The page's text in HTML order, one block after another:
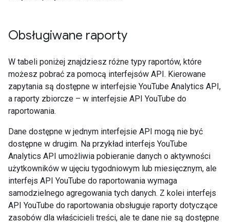
Obsługiwane raporty
W tabeli poniżej znajdziesz różne typy raportów, które
możesz pobrać za pomocą interfejsów API. Kierowane
zapytania są dostępne w interfejsie YouTube Analytics API,
a raporty zbiorcze – w interfejsie API YouTube do
raportowania.
Dane dostępne w jednym interfejsie API mogą nie być
dostępne w drugim. Na przykład interfejs YouTube
Analytics API umożliwia pobieranie danych o aktywności
użytkowników w ujęciu tygodniowym lub miesięcznym, ale
interfejs API YouTube do raportowania wymaga
samodzielnego agregowania tych danych. Z kolei interfejs
API YouTube do raportowania obsługuje raporty dotyczące
zasobów dla właścicieli treści, ale te dane nie są dostępne